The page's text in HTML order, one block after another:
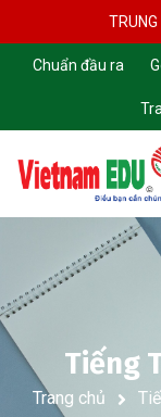
Chuẩn đầu ra
Tiếng
Trang chủ